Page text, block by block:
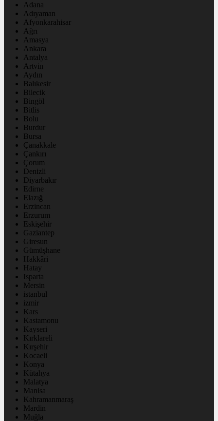
Adana
Adıyaman
Afyonkarahisar
Ağrı
Amasya
Ankara
Antalya
Artvin
Aydın
Balıkesir
Bilecik
Bingöl
Bitlis
Bolu
Burdur
Bursa
Çanakkale
Çankırı
Çorum
Denizli
Diyarbakır
Edirne
Elazığ
Erzincan
Erzurum
Eskişehir
Gaziantep
Giresun
Gümüşhane
Hakkâri
Hatay
Isparta
Mersin
istanbul
izmir
Kars
Kastamonu
Kayseri
Kırklareli
Kırşehir
Kocaeli
Konya
Kütahya
Malatya
Manisa
Kahramanmaraş
Mardin
Muğla